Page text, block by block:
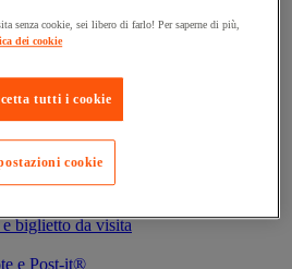
e binocolo
e videoproiezione
sottomano
biglietto da visita
e Post-it®
senza cookie, sei libero di farlo! Per saperne di più,
dei cookie
tutti i cookie
cookie